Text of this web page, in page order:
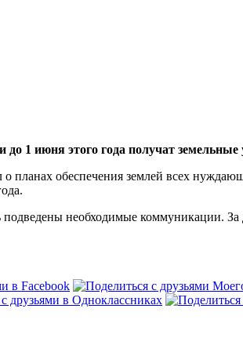
1 июня этого года получат земельные
планах обеспечения землей всех
необходимые коммуникации.